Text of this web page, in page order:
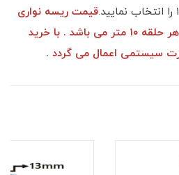
قیمت ریسه نواری
بر حسب یک متر می باشد. هر حلقه ۱۰ متر می باشد . با خرید
سیستمی اعمال می گردد .